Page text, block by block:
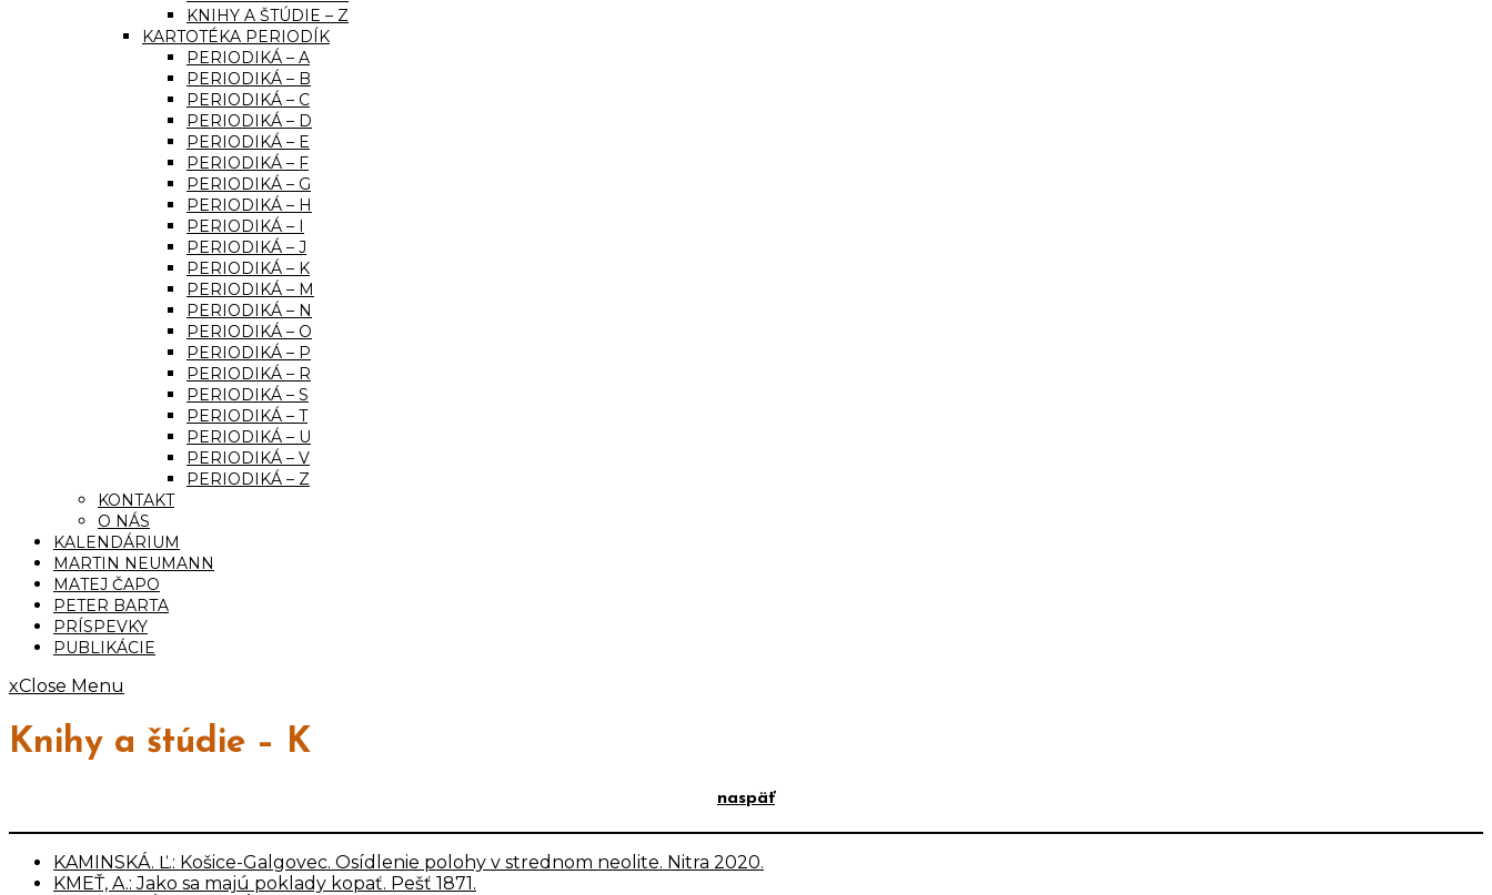
KNIHY A ŠTÚDIE – Z
KARTOTÉKA PERIODÍK
PERIODIKÁ – A
PERIODIKÁ – B
PERIODIKÁ – C
PERIODIKÁ – D
PERIODIKÁ – E
PERIODIKÁ – F
PERIODIKÁ – G
PERIODIKÁ – H
PERIODIKÁ – I
PERIODIKÁ – J
PERIODIKÁ – K
PERIODIKÁ – M
PERIODIKÁ – N
PERIODIKÁ – O
PERIODIKÁ – P
PERIODIKÁ – R
PERIODIKÁ – S
PERIODIKÁ – T
PERIODIKÁ – U
PERIODIKÁ – V
PERIODIKÁ – Z
KONTAKT
O NÁS
KALENDÁRIUM
MARTIN NEUMANN
MATEJ ČAPO
PETER BARTA
PRÍSPEVKY
PUBLIKÁCIE
xClose Menu
Knihy a štúdie – K
naspäť
KAMINSKÁ. Ľ.: Košice-Galgovec. Osídlenie polohy v strednom neolite. Nitra 2020.
KMEŤ, A.: Jako sa majú poklady kopať. Pešť 1871.